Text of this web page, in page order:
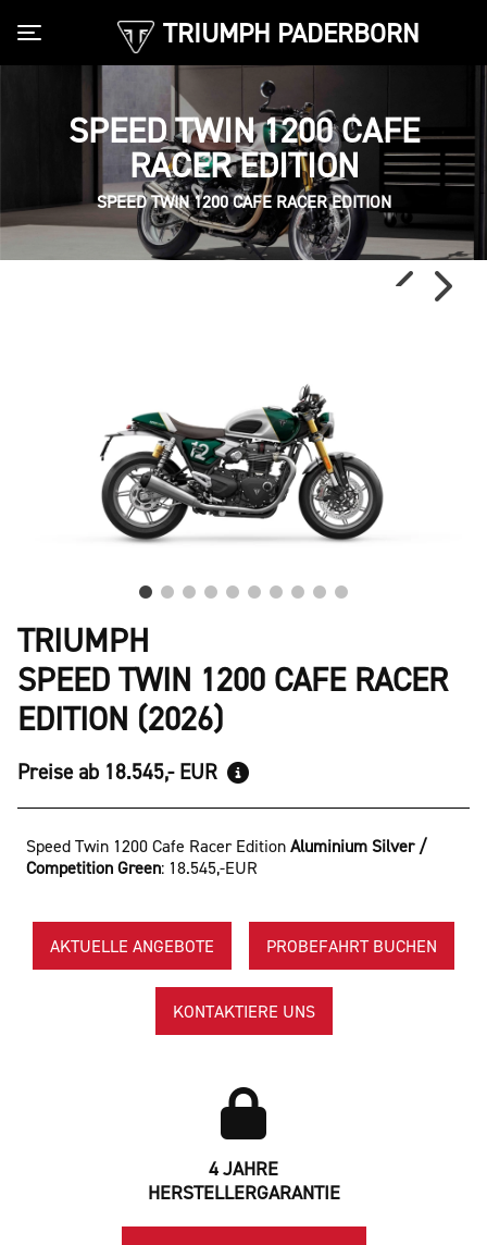
TRIUMPH PADERBORN
Toggle navigation
SPEED TWIN 1200 CAFE
RACER EDITION
SPEED TWIN 1200 CAFE RACER EDITION
TRIUMPH
SPEED TWIN 1200 CAFE RACER
EDITION (2026)
Preise ab 18.545,- EUR
Speed Twin 1200 Cafe Racer Edition Aluminium Silver /
Competition Green: 18.545,-EUR
PROBEFAHRT BUCHEN
AKTUELLE ANGEBOTE
KONTAKTIERE UNS
4 JAHRE
HERSTELLERGARANTIE